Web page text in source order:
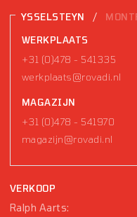
YSSELSTEYN /
WERKPLAATS
+31 (0)478 - 541335
werkplaats@rovadi.nl
MAGAZIJN
+31 (0)478 - 541970
magazijn@rovadi.nl
VERKOOP
Ralph Aarts: